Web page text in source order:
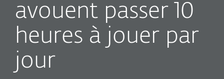
avouent passer 10
heures à jouer par
jour